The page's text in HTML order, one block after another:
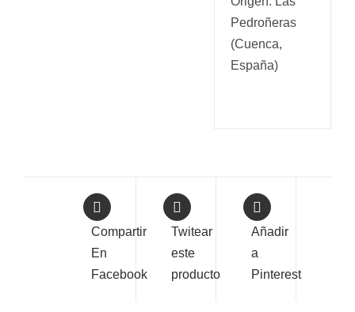
Pedroñeras
(Cuenca,
España)
Compartir
En
Facebook
Twitear
este
producto
Añadir
a
Pinterest